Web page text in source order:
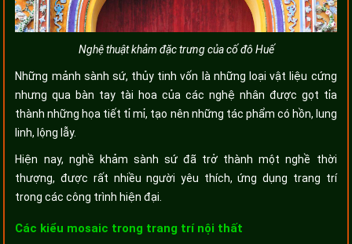
Nghệ thuật khảm đặc trưng của cố đô Huế
Những mảnh sành sứ, thủy tinh vốn là những loại vật liệu cứng
nhưng qua bàn tay tài hoa của các nghệ nhân được gọt tỉa
thành những họa tiết tỉ mỉ, tạo nên những tác phẩm có hồn, lung
linh, lộng lẫy.
Hiện nay, nghề khảm sành sứ đã trở thành một nghề thời
thượng, được rất nhiều người yêu thích, ứng dụng trang trí
trong các công trình hiện đại.
Các kiểu mosaic trong trang trí nội thất